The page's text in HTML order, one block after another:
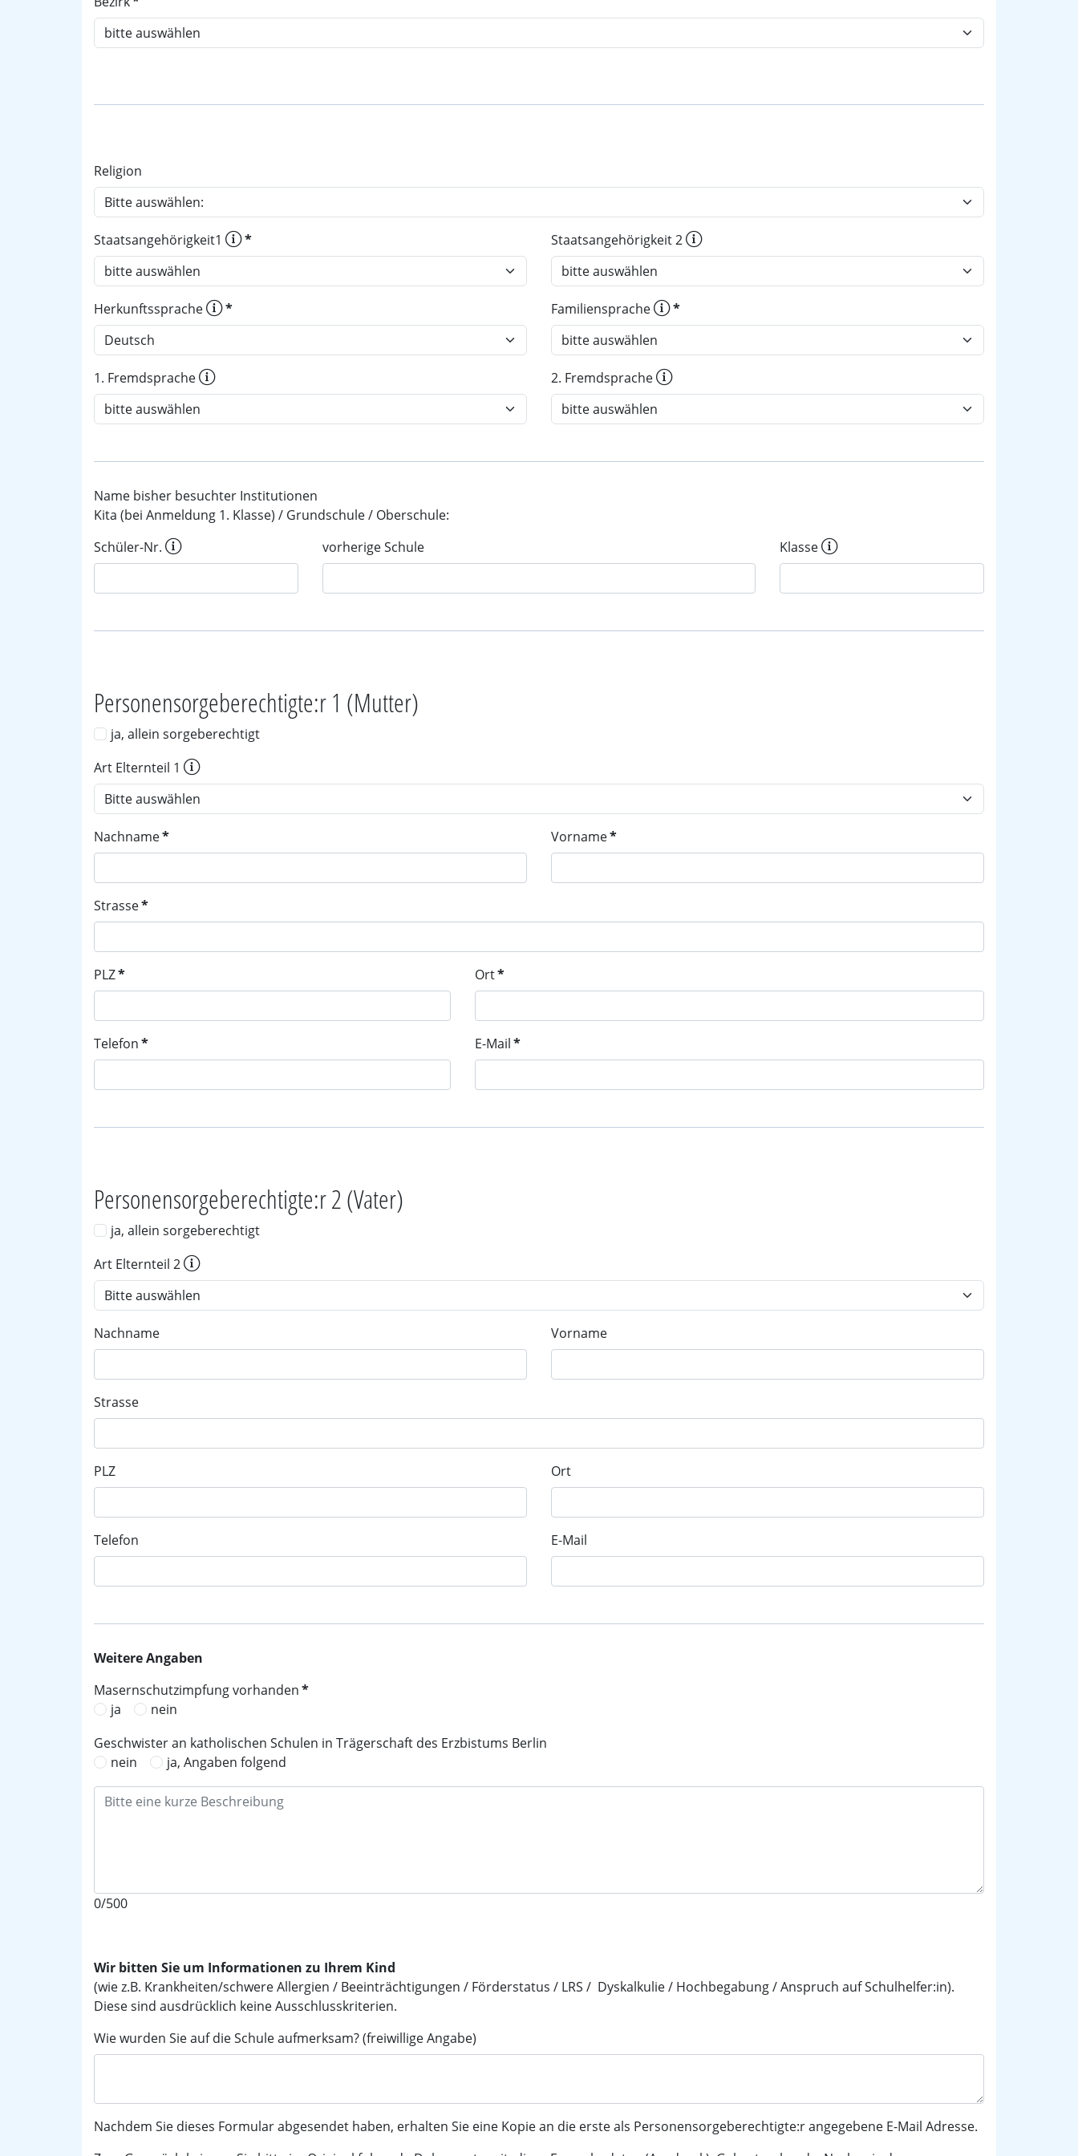
Religion
Staatsangehörigkeit1 *
Herkunftssprache *
1. Fremdsprache
Staatsangehörigkeit 2
Familiensprache *
2. Fremdsprache
Name bisher besuchter Institutionen
Kita (bei Anmeldung 1. Klasse) / Grundschule / Oberschule:
Schüler-Nr.
vorherige Schule Klasse
Personensorgeberechtigte:r 1 (Mutter)
ja, allein sorgeberechtigt
Art Elternteil 1
Nachname* Vorname*
Strasse*
PLZ*
Telefon*
Ort*
E-Mail*
Personensorgeberechtigte:r 2 (Vater)
ja, allein sorgeberechtigt
Art Elternteil 2
Nachname Vorname
Strasse
PLZ
Telefon
Ort
E-Mail
Weitere Angaben
Masernschutzimpfung vorhanden*
ja
nein
Geschwister an katholischen Schulen in Trägerschaft des Erzbistums Berlin
nein
ja, Angaben folgend
0/500
Wir bitten Sie um Informationen zu Ihrem Kind
(wie z.B. Krankheiten/schwere Allergien / Beeinträchtigungen / Förderstatus / LRS / Dyskalkulie / Hochbegabung / Anspruch auf Schulhelfer:in).
Diese sind ausdrücklich keine Ausschlusskriterien.
Wie wurden Sie auf die Schule aufmerksam? (freiwillige Angabe)
Nachdem Sie dieses Formular abgesendet haben, erhalten Sie eine Kopie an die erste als Personensorgeberechtigte:r angegebene E-Mail Adresse.